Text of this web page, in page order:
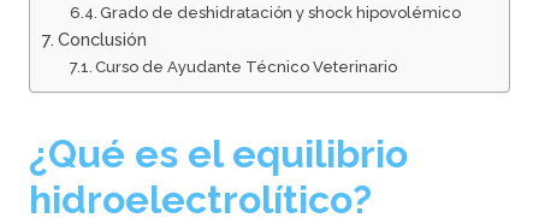
Grado de deshidratación y shock hipovolémico
Conclusión
Curso de Ayudante Técnico Veterinario
¿Qué es el equilibrio
hidroelectrolítico?